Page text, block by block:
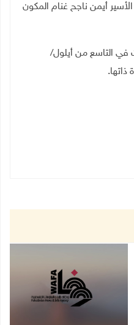
أيمن ناجح غنام المكون
التاسع من أيلول/
ذاتها.